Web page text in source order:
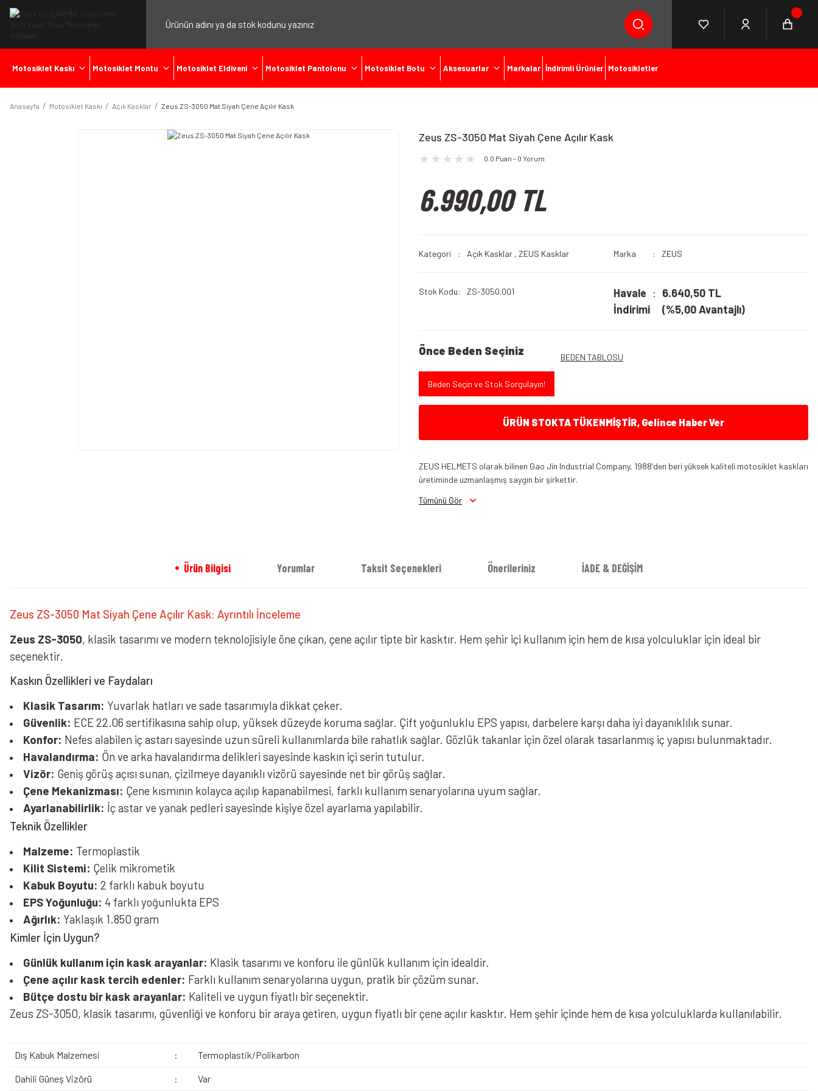
Motosiklet Kaskı Motosiklet Montu Motosiklet Eldiveni Motosiklet Pantolonu Motosiklet Botu Aksesuarlar Markalar İndirimli Ürünler Motosikletler
Anasayfa Motosiklet Kaskı Açık Kasklar Zeus ZS-3050 Mat Siyah Çene Açılır Kask
Zeus ZS-3050 Mat Siyah Çene Açılır Kask
0.0 Puan - 0 Yorum
6.990,00 TL
Kategori Açık Kasklar , ZEUS Kasklar Marka ZEUS
Stok Kodu ZS-3050.001
Havale
İndirimi
6.640,50 TL
(%5,00 Avantajlı)
Önce Beden Seçiniz BEDEN TABLOSU
Beden Seçin ve Stok Sorgulayın!
ÜRÜN STOKTA TÜKENMİŞTİR, Gelince Haber Ver
ZEUS HELMETS olarak bilinen Gao Jin Industrial Company, 1988'den beri yüksek kaliteli motosiklet kaskları
üretiminde uzmanlaşmış saygın bir şirkettir.
Tümünü Gör
Ürün Bilgisi Yorumlar Taksit Seçenekleri Önerileriniz İADE & DEĞİŞİM
Zeus ZS-3050 Mat Siyah Çene Açılır Kask: Ayrıntılı İnceleme
Zeus ZS-3050, klasik tasarımı ve modern teknolojisiyle öne çıkan, çene açılır tipte bir kasktır. Hem şehir içi kullanım için hem de kısa yolculuklar için ideal bir
seçenektir.
Kaskın Özellikleri ve Faydaları
Klasik Tasarım: Yuvarlak hatları ve sade tasarımıyla dikkat çeker.
Güvenlik: ECE 22.06 sertifikasına sahip olup, yüksek düzeyde koruma sağlar. Çift yoğunluklu EPS yapısı, darbelere karşı daha iyi dayanıklılık sunar.
Konfor: Nefes alabilen iç astarı sayesinde uzun süreli kullanımlarda bile rahatlık sağlar. Gözlük takanlar için özel olarak tasarlanmış iç yapısı bulunmaktadır.
Havalandırma: Ön ve arka havalandırma delikleri sayesinde kaskın içi serin tutulur.
Vizör: Geniş görüş açısı sunan, çizilmeye dayanıklı vizörü sayesinde net bir görüş sağlar.
Çene Mekanizması: Çene kısmının kolayca açılıp kapanabilmesi, farklı kullanım senaryolarına uyum sağlar.
Ayarlanabilirlik: İç astar ve yanak pedleri sayesinde kişiye özel ayarlama yapılabilir.
Teknik Özellikler
Malzeme: Termoplastik
Kilit Sistemi: Çelik mikrometik
Kabuk Boyutu: 2 farklı kabuk boyutu
EPS Yoğunluğu: 4 farklı yoğunlukta EPS
Ağırlık: Yaklaşık 1.850 gram
Kimler İçin Uygun?
Günlük kullanım için kask arayanlar: Klasik tasarımı ve konforu ile günlük kullanım için idealdir.
Çene açılır kask tercih edenler: Farklı kullanım senaryolarına uygun, pratik bir çözüm sunar.
Bütçe dostu bir kask arayanlar: Kaliteli ve uygun fiyatlı bir seçenektir.
Zeus ZS-3050, klasik tasarımı, güvenliği ve konforu bir araya getiren, uygun fiyatlı bir çene açılır kasktır. Hem şehir içinde hem de kısa yolculuklarda kullanılabilir.
Dış Kabuk Malzemesi : Termoplastik/Polikarbon
Dahili Güneş Vizörü : Var